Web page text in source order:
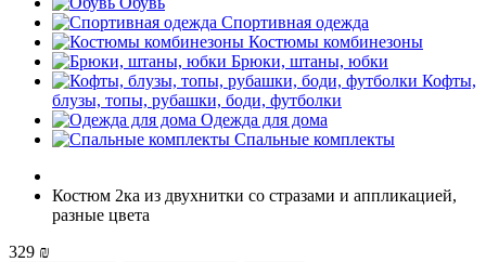
Спортивная одежда
Костюмы комбинезоны
Брюки, штаны, юбки
Кофты,
блузы, топы, рубашки, боди, футболки
Одежда для дома
Спальные комплекты
Костюм 2ка из двухнитки со стразами и аппликацией,
разные цвета
329 ₪